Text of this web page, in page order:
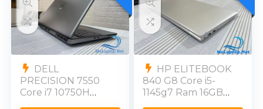
DELL
PRECISION 7550
Core i7 10750H
HP ELITEBOOK
840 G8 Core i5-
1145g7 Ram 16GB